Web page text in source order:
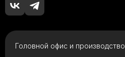
Головной офис и производство